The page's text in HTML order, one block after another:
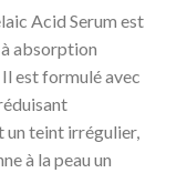
Acid Serum est
à absorption
est formulé avec
un teint irrégulier,
à la peau un